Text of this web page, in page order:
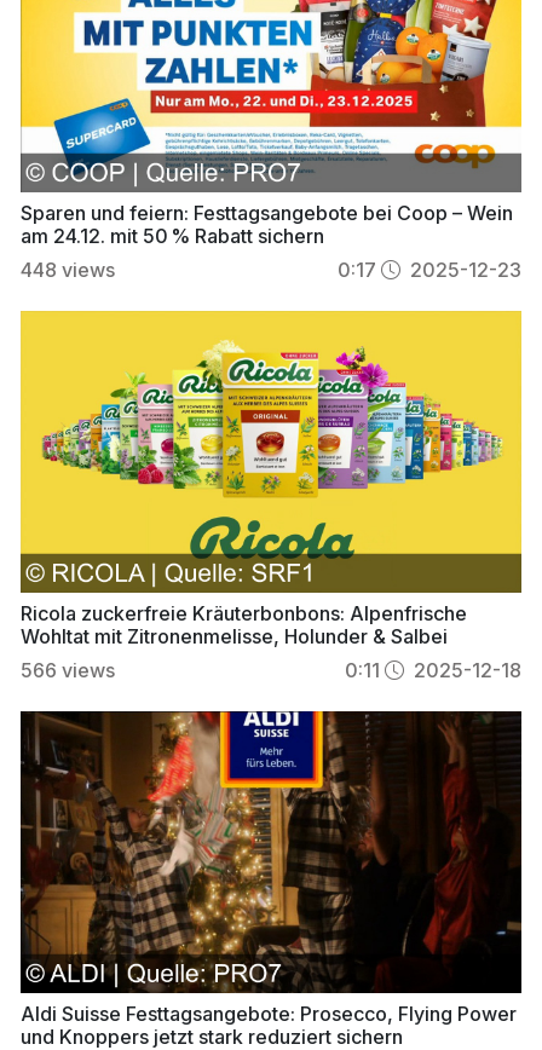
Sparen und feiern: Festtagsangebote bei Coop – Wein
am 24.12. mit 50 % Rabatt sichern
448 views 0:17 2025-12-23
Ricola zuckerfreie Kräuterbonbons: Alpenfrische
Wohltat mit Zitronenmelisse, Holunder & Salbei
566 views 0:11 2025-12-18
Aldi Suisse Festtagsangebote: Prosecco, Flying Power
und Knoppers jetzt stark reduziert sichern